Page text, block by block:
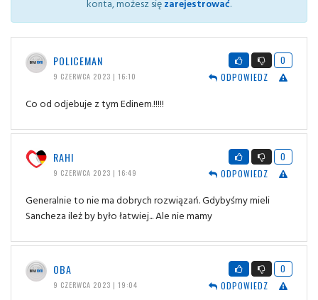
konta, możesz sięzarejestrować.
POLICEMAN
9 CZERWCA 2023 | 16:10
0
ODPOWIEDZ
Co od odjebuje z tym Edinem.!!!!!
RAHI
9 CZERWCA 2023 | 16:49
0
ODPOWIEDZ
Generalnie to nie ma dobrych rozwiązań. Gdybyśmy mieli
Sancheza ileż by było łatwiej... Ale nie mamy
OBA
9 CZERWCA 2023 | 19:04
0
ODPOWIEDZ